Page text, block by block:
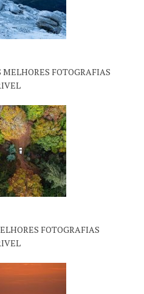
MELHORES FOTOGRAFIAS
FOTOGRAFIAS